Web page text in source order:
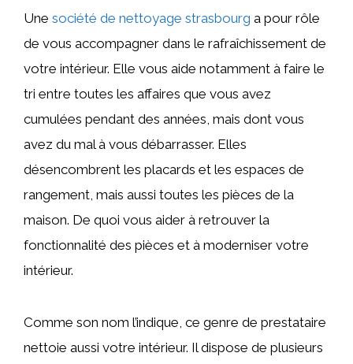
Une société de nettoyage strasbourg a pour rôle
de vous accompagner dans le rafraîchissement de
votre intérieur. Elle vous aide notamment à faire le
tri entre toutes les affaires que vous avez
cumulées pendant des années, mais dont vous
avez du mal à vous débarrasser. Elles
désencombrent les placards et les espaces de
rangement, mais aussi toutes les pièces de la
maison. De quoi vous aider à retrouver la
fonctionnalité des pièces et à moderniser votre
intérieur.
Comme son nom l’indique, ce genre de prestataire
nettoie aussi votre intérieur. Il dispose de plusieurs